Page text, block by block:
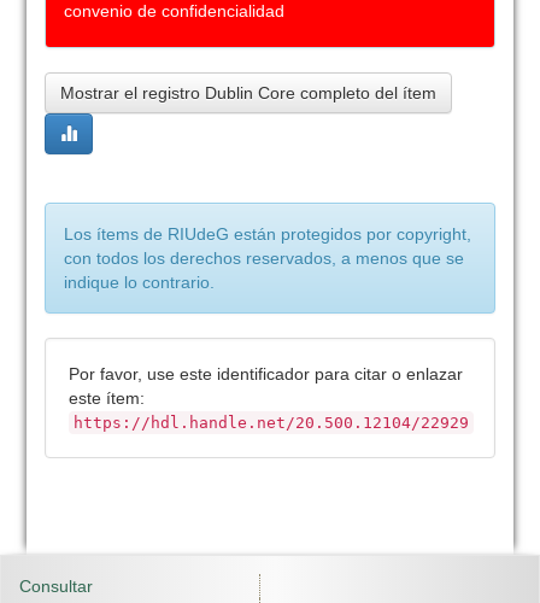
convenio de confidencialidad
Mostrar el registro Dublin Core completo del ítem
Los ítems de RIUdeG están protegidos por copyright,
con todos los derechos reservados, a menos que se
indique lo contrario.
Por favor, use este identificador para citar o enlazar
este ítem:
https://hdl.handle.net/20.500.12104/22929
Consultar